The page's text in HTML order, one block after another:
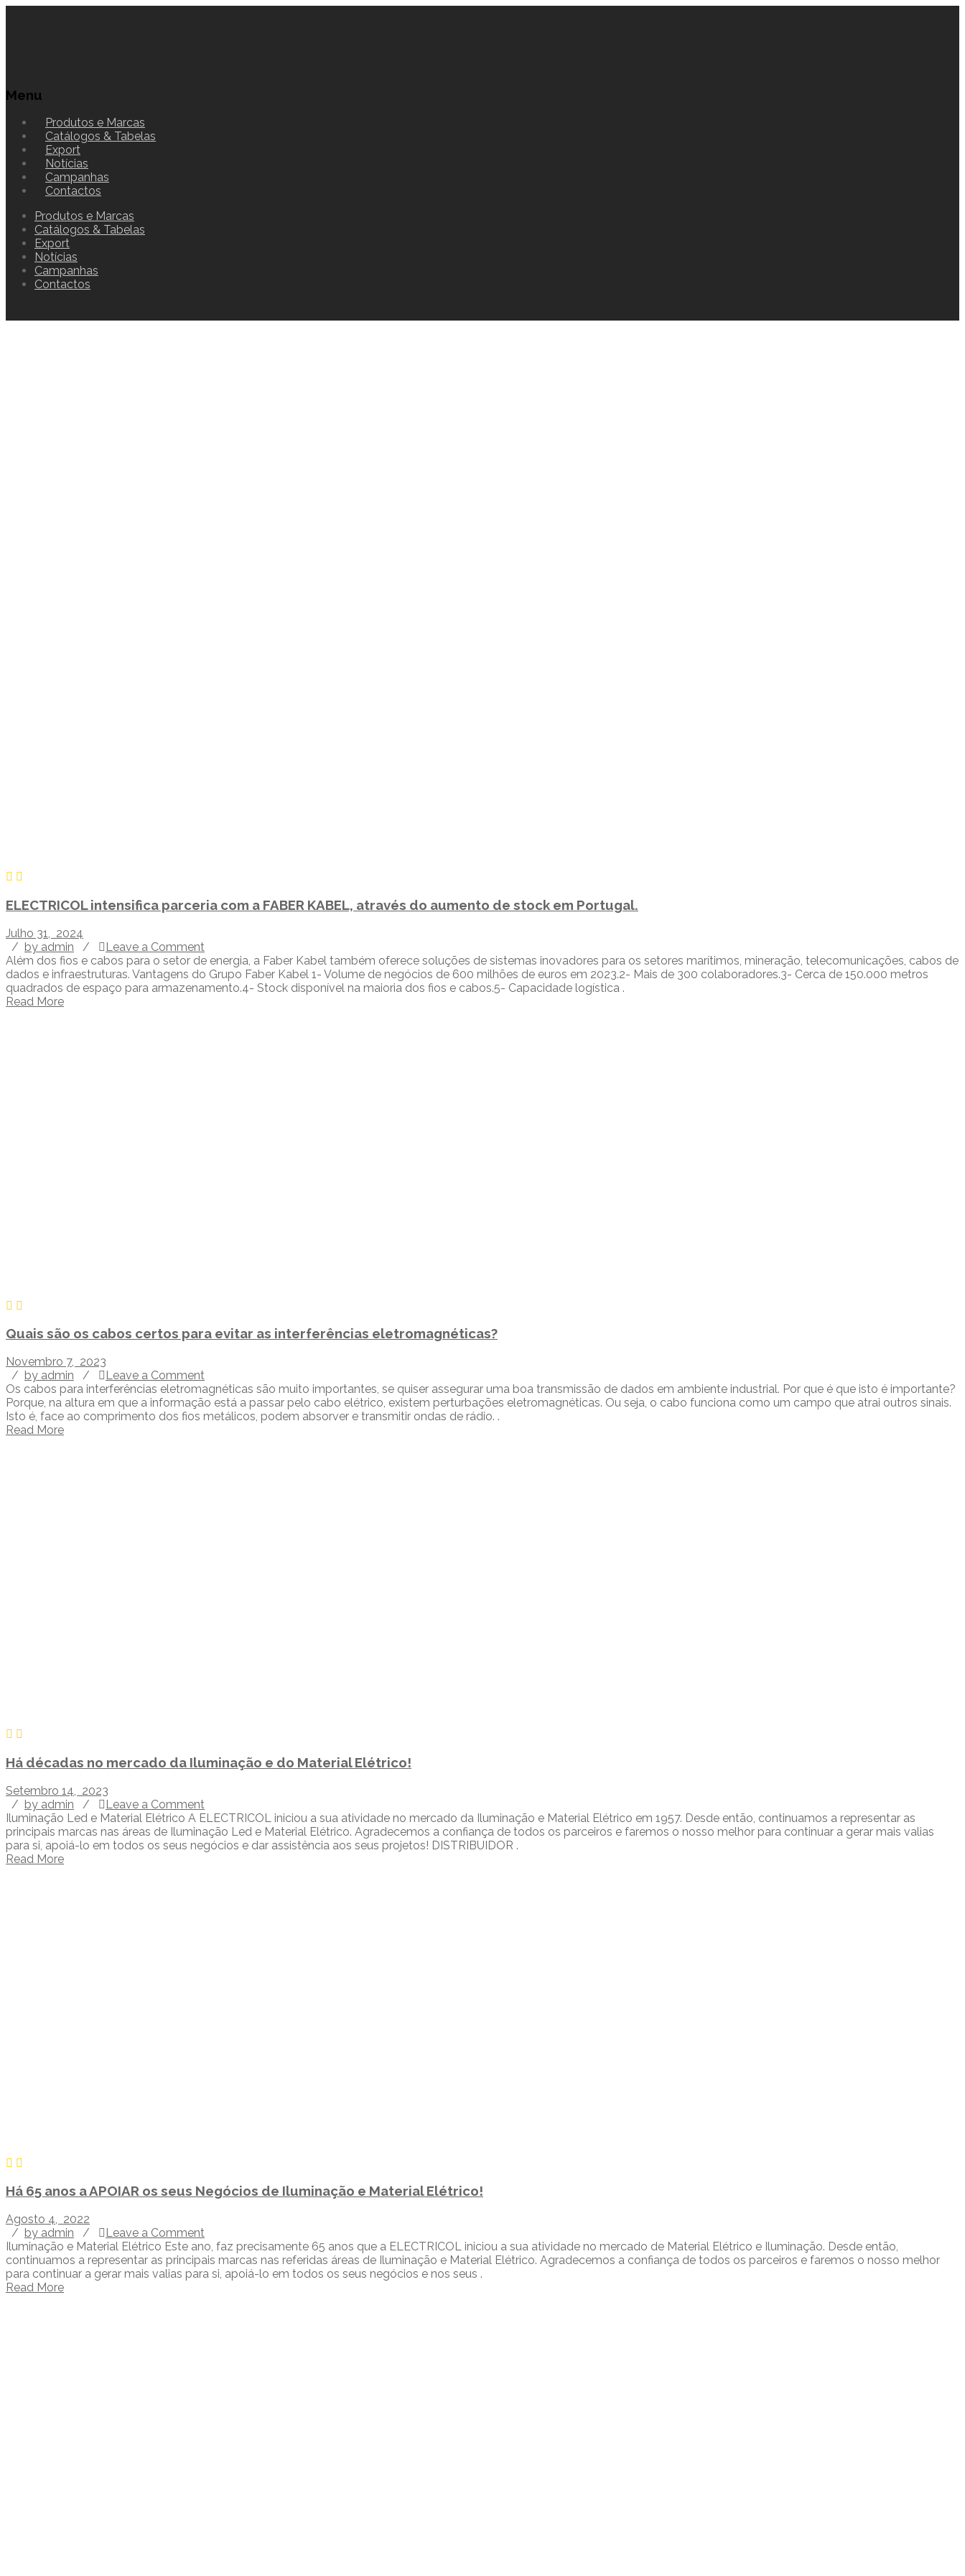
Menu
Produtos e Marcas
Catálogos & Tabelas
Export
Notícias
Campanhas
Contactos
Produtos e Marcas
Catálogos & Tabelas
Export
Notícias
Campanhas
Contactos
ELECTRICOL intensifica parceria com a FABER KABEL, através do aumento de stock em Portugal.
Julho 31, 2024
/ by admin /
Leave a Comment
Além dos fios e cabos para o setor de energia, a Faber Kabel também oferece soluções de sistemas inovadores para os setores marítimos, mineração, telecomunicações, cabos de
dados e infraestruturas. Vantagens do Grupo Faber Kabel 1- Volume de negócios de 600 milhões de euros em 2023.2- Mais de 300 colaboradores.3- Cerca de 150.000 metros
quadrados de espaço para armazenamento.4- Stock disponível na maioria dos fios e cabos.5- Capacidade logística .
Read More
Quais são os cabos certos para evitar as interferências eletromagnéticas?
Novembro 7, 2023
/ by admin /
Leave a Comment
Os cabos para interferências eletromagnéticas são muito importantes, se quiser assegurar uma boa transmissão de dados em ambiente industrial. Por que é que isto é importante?
Porque, na altura em que a informação está a passar pelo cabo elétrico, existem perturbações eletromagnéticas. Ou seja, o cabo funciona como um campo que atrai outros sinais.
Isto é, face ao comprimento dos fios metálicos, podem absorver e transmitir ondas de rádio. .
Read More
Há décadas no mercado da Iluminação e do Material Elétrico!
Setembro 14, 2023
/ by admin /
Leave a Comment
Iluminação Led e Material Elétrico A ELECTRICOL iniciou a sua atividade no mercado da Iluminação e Material Elétrico em 1957. Desde então, continuamos a representar as
principais marcas nas áreas de Iluminação Led e Material Elétrico. Agradecemos a confiança de todos os parceiros e faremos o nosso melhor para continuar a gerar mais valias
para si, apoiá-lo em todos os seus negócios e dar assistência aos seus projetos! DISTRIBUIDOR .
Read More
Há 65 anos a APOIAR os seus Negócios de Iluminação e Material Elétrico!
Agosto 4, 2022
/ by admin /
Leave a Comment
Iluminação e Material Elétrico Este ano, faz precisamente 65 anos que a ELECTRICOL iniciou a sua atividade no mercado de Material Elétrico e Iluminação. Desde então,
continuamos a representar as principais marcas nas referidas áreas de Iluminação e Material Elétrico. Agradecemos a confiança de todos os parceiros e faremos o nosso melhor
para continuar a gerar mais valias para si, apoiá-lo em todos os seus negócios e nos seus .
Read More